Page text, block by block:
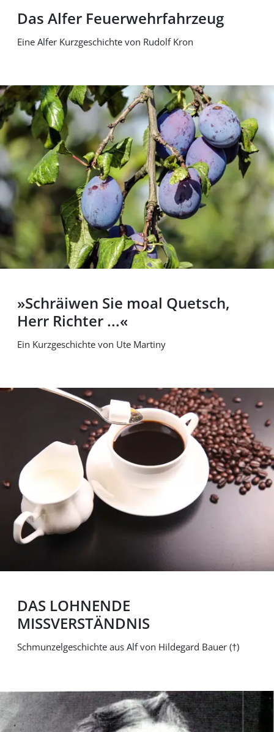
Das Alfer Feuerwehrfahrzeug
Eine Alfer Kurzgeschichte von Rudolf Kron
»Schräiwen Sie moal Quetsch,
Herr Richter ...«
Ein Kurzgeschichte von Ute Martiny
DAS LOHNENDE
MISSVERSTÄNDNIS
Schmunzelgeschichte aus Alf von Hildegard Bauer (†)